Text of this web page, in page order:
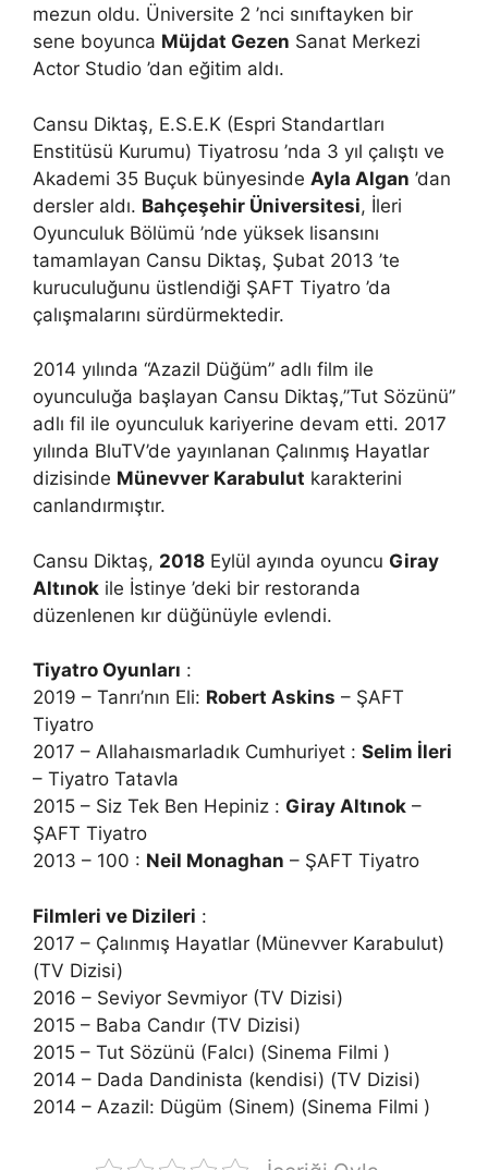
mezun oldu. Üniversite 2 ’nci sınıftayken bir
sene boyunca Müjdat Gezen Sanat Merkezi
Actor Studio ’dan eğitim aldı.
Cansu Diktaş, E.S.E.K (Espri Standartları
Enstitüsü Kurumu) Tiyatrosu ’nda 3 yıl çalıştı ve
Akademi 35 Buçuk bünyesinde Ayla Algan ’dan
dersler aldı. Bahçeşehir Üniversitesi, İleri
Oyunculuk Bölümü ’nde yüksek lisansını
tamamlayan Cansu Diktaş, Şubat 2013 ’te
kuruculuğunu üstlendiği ŞAFT Tiyatro ’da
çalışmalarını sürdürmektedir.
2014 yılında “Azazil Düğüm” adlı film ile
oyunculuğa başlayan Cansu Diktaş,”Tut Sözünü”
adlı fil ile oyunculuk kariyerine devam etti. 2017
yılında BluTV’de yayınlanan Çalınmış Hayatlar
dizisinde Münevver Karabulut karakterini
canlandırmıştır.
Cansu Diktaş, 2018 Eylül ayında oyuncu Giray
Altınok ile İstinye ’deki bir restoranda
düzenlenen kır düğünüyle evlendi.
Tiyatro Oyunları :
2019 – Tanrı’nın Eli: Robert Askins – ŞAFT
Tiyatro
2017 – Allahaısmarladık Cumhuriyet : Selim İleri
– Tiyatro Tatavla
2015 – Siz Tek Ben Hepiniz : Giray Altınok –
ŞAFT Tiyatro
2013 – 100 : Neil Monaghan – ŞAFT Tiyatro
Filmleri ve Dizileri :
2017 – Çalınmış Hayatlar (Münevver Karabulut)
(TV Dizisi)
2016 – Seviyor Sevmiyor (TV Dizisi)
2015 – Baba Candır (TV Dizisi)
2015 – Tut Sözünü (Falcı) (Sinema Filmi )
2014 – Dada Dandinista (kendisi) (TV Dizisi)
2014 – Azazil: Dügüm (Sinem) (Sinema Filmi )